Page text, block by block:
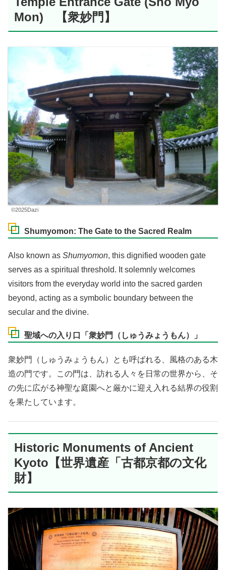
Mon) 【衆妙門】
©2025Dazi
Shumyomon: The Gate to the Sacred Realm
Also known as Shumyomon, this dignified wooden gate
serves as a spiritual threshold. It solemnly welcomes
visitors from the everyday world into the sacred garden
beyond, acting as a symbolic boundary between the
secular and the divine.
聖域への入り口「衆妙門（しゅうみょうもん）」
衆妙門（しゅうみょうもん）とも呼ばれる、風格のある木
造の門です。この門は、訪れる人々を日常の世界から、そ
の先に広がる神聖な庭園へと厳かに迎え入れる結界の役割
を果たしています。
Historic Monuments of Ancient
Kyoto【世界遺産「古都京都の文化
財】